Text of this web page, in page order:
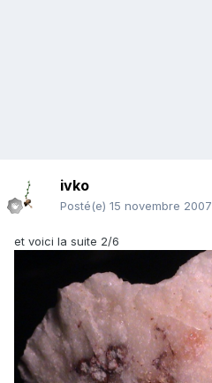
ivko
Posté(e) 15 novembre 2007
et voici la suite 2/6